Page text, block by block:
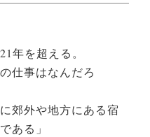
年を超える。
仕事はなんだろ
郊外や地方にある宿
ある」